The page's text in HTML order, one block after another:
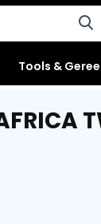
Tools &